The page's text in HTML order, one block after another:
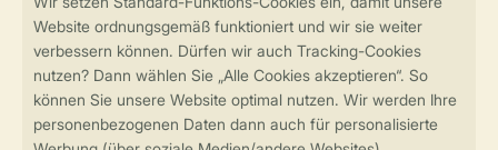
Sicher und schnell zur Online-Buchung
Sichere Datenübertragung
Sicheres Bezahlen